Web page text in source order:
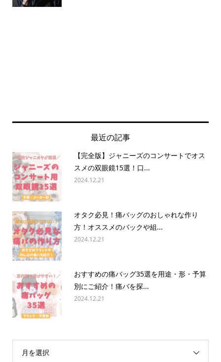
最近の記事
【完全版】ジャニーズのコンサートでオス
スメの双眼鏡15選！口...
2024.12.21
オタク必見！痛バッグのおしゃれな作り
方！オススメのバックや組...
2024.12.21
おすすめの痛バッグ35選を用途・形・予算
別にご紹介！痛バを探...
2024.12.21
月を選択